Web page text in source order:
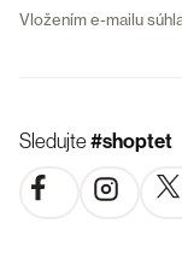
Vložením e-mailu
Sledujte#shoptet